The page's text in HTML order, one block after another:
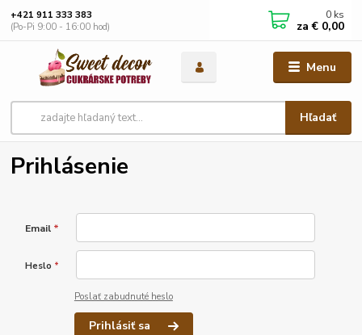
Menu
Hľadať
+421 911 333 383
(Po-Pi 9:00 - 16:00 hod)
0 ks
za € 0,00
Prihlásenie
Email *
Heslo *
Poslať zabudnuté heslo
Prihlásiť sa